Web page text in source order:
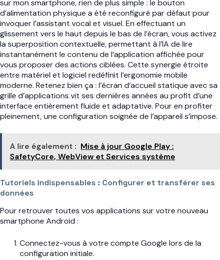
sur mon smartphone, rien de plus simple : le bouton
d’alimentation physique a été reconfiguré par défaut pour
invoquer l’assistant vocal et visuel. En effectuant un
glissement vers le haut depuis le bas de l’écran, vous activez
la superposition contextuelle, permettant à l’IA de lire
instantanément le contenu de l’application affichée pour
vous proposer des actions ciblées. Cette synergie étroite
entre matériel et logiciel redéfinit l’ergonomie mobile
moderne. Retenez bien ça : l’écran d’accueil statique avec sa
grille d’applications vit ses dernières années au profit d’une
interface entièrement fluide et adaptative. Pour en profiter
pleinement, une configuration soignée de l’appareil s’impose.
A lire également : Mise à jour Google Play :
SafetyCore, WebView et Services système
Tutoriels indispensables : Configurer et transférer ses
données
Pour retrouver toutes vos applications sur votre nouveau
smartphone Android :
Connectez-vous à votre compte Google lors de la
configuration initiale.